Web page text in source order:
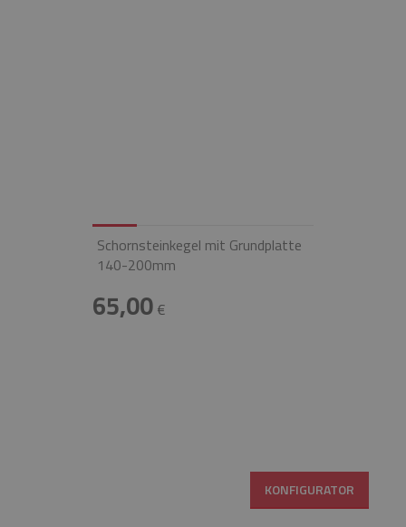
Schornsteinkegel mit Grundplatte
140-200mm
65,00€
KONFIGURATOR